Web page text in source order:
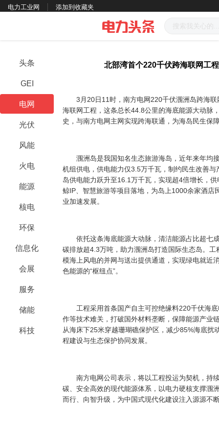
电力工业网 添加到收藏夹
头条
GEI
电网
光伏
风能
火电
能源
核电
环保
信息化
会展
服务
储能
科技
北部湾首个220千伏跨海联网工
3月20日11时，南方电网220千伏涠洲岛跨海联
海联网工程，这条总长44.8公里的海底能源大动脉
史，与南方电网主网实现跨海联通，为海岛民生保
涠洲岛是我国知名生态旅游海岛，近年来年均
机组供电，供电能力仅3.5万千瓦，制约民生改善
岛供电能力跃升至16.1万千瓦，实现超4倍增长，
鲸IP、智慧旅游等项目落地，为岛上1000余家酒店
业加速发展。
依托这条海底能源大动脉，清洁能源占比超七
碳排放超4.3万吨，助力涠洲岛打造国际生态岛。
模海上风电的并网与送出提供通道，实现绿电就近
色能源的“枢纽点”。
工程采用首条国产自主可控绝缘料220千伏海底
作等技术难关，打破国外材料垄断，保障能源产业
从海床下25米穿越珊瑚礁保护区，减少85%海底扰
程建设与生态保护协同发展。
南方电网公司表示，将以工程投运为契机，持
碳、安全高效的现代能源体系，以电力硬核支撑涠
而行、向智升级，为中国式现代化建设注入源源不